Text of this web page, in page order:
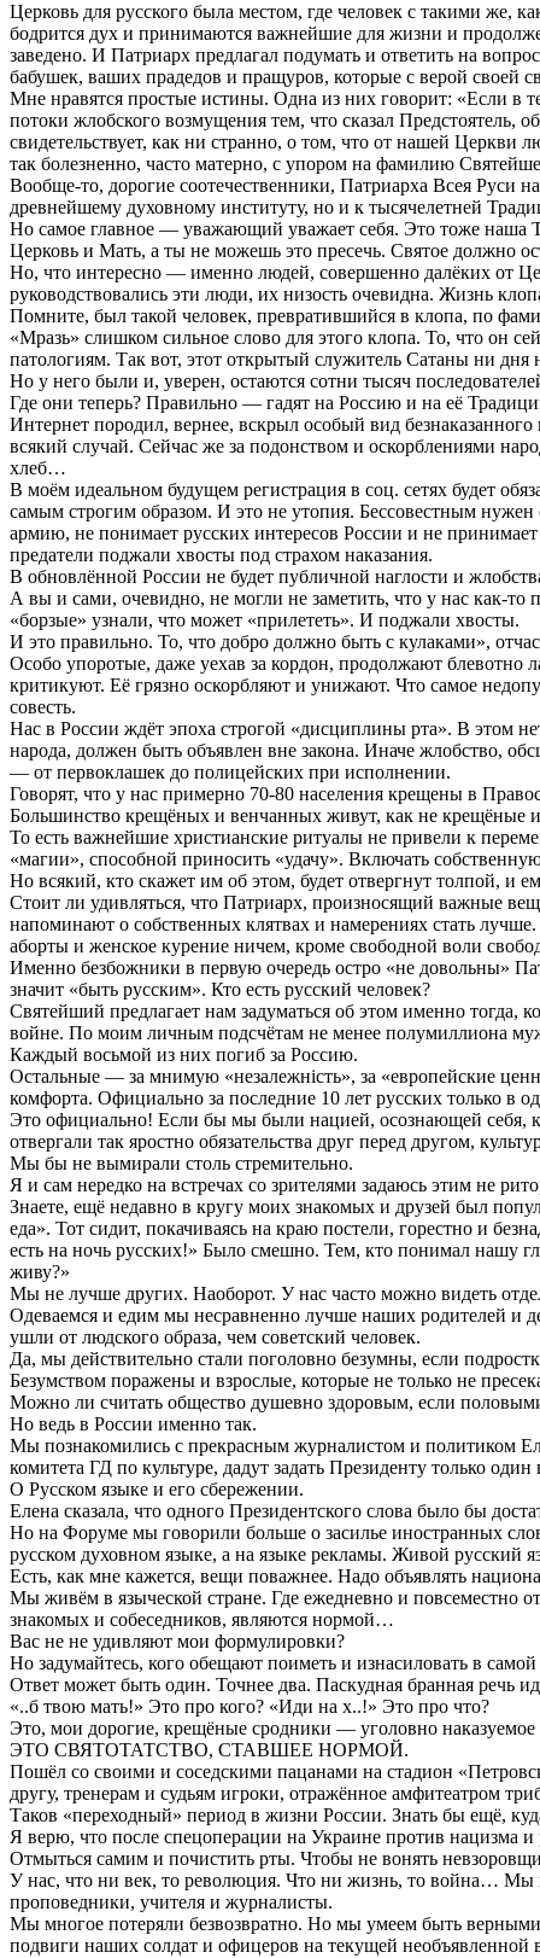
Церковь для русского была местом, где человек с такими же,
бодрится дух и принимаются важнейшие для жизни и
заведено. И Патриарх предлагал подумать и ответить на
бабушек, ваших прадедов и пращуров, которые с верой своей
Мне нравятся простые истины. Одна из них говорит: «Если в
потоки жлобского возмущения тем, что сказал Предстоятель,
свидетельствует, как ни странно, о том, что от нашей
так болезненно, часто матерно, с упором на фамилию
Вообще-то, дорогие соотечественники, Патриарха Всея Руси
древнейшему духовному институту, но и к тысячелетней
Но самое главное — уважающий уважает себя. Это тоже наша
Церковь и Мать, а ты не можешь это пресечь. Святое должно
Но, что интересно — именно людей, совершенно далёких от
руководствовались эти люди, их низость очевидна. Жизнь
Помните, был такой человек, превратившийся в клопа, по
«Мразь» слишком сильное слово для этого клопа. То, что он
патологиям. Так вот, этот открытый служитель Сатаны ни
Но у него были и, уверен, остаются сотни тысяч
Где они теперь? Правильно — гадят на Россию и на её
Интернет породил, вернее, вскрыл особый вид
всякий случай. Сейчас же за подонством и оскорблениями
хлеб…
В моём идеальном будущем регистрация в соц. сетях будет
самым строгим образом. И это не утопия. Бессовестным нужен
армию, не понимает русских интересов России и не
предатели поджали хвосты под страхом наказания.
В обновлённой России не будет публичной наглости и
А вы и сами, очевидно, не могли не заметить, что у нас как-то
«борзые» узнали, что может «прилететь». И поджали хвосты.
И это правильно. То, что добро должно быть с кулаками»,
Особо упоротые, даже уехав за кордон, продолжают блевотно
критикуют. Её грязно оскорбляют и унижают. Что самое
совесть.
Нас в России ждёт эпоха строгой «дисциплины рта». В этом
народа, должен быть объявлен вне закона. Иначе жлобство,
— от первоклашек до полицейских при исполнении.
Говорят, что у нас примерно 70-80 населения крещены в
Большинство крещёных и венчанных живут, как не крещёные
То есть важнейшие христианские ритуалы не привели к
«магии», способной приносить «удачу». Включать
Но всякий, кто скажет им об этом, будет отвергнут толпой, и
Стоит ли удивляться, что Патриарх, произносящий важные
напоминают о собственных клятвах и намерениях стать
аборты и женское курение ничем, кроме свободной воли
Именно безбожники в первую очередь остро «не довольны»
значит «быть русским». Кто есть русский человек?
Святейший предлагает нам задуматься об этом именно
войне. По моим личным подсчётам не менее полумиллиона
Каждый восьмой из них погиб за Россию.
Остальные — за мнимую «незалежнiсть», за «европейские
комфорта. Официально за последние 10 лет русских только в
Это официально! Если бы мы были нацией, осознающей себя,
отвергали так яростно обязательства друг перед другом,
Мы бы не вымирали столь стремительно.
Я и сам нередко на встречах со зрителями задаюсь этим не
Знаете, ещё недавно в кругу моих знакомых и друзей был
еда». Тот сидит, покачиваясь на краю постели, горестно и
есть на ночь русских!» Было смешно. Тем, кто понимал нашу
живу?»
Мы не лучше других. Наоборот. У нас часто можно видеть
Одеваемся и едим мы несравненно лучше наших родителей и
ушли от людского образа, чем советский человек.
Да, мы действительно стали поголовно безумны, если
Безумством поражены и взрослые, которые не только не
Можно ли считать общество душевно здоровым, если
Но ведь в России именно так.
Мы познакомились с прекрасным журналистом и политиком
комитета ГД по культуре, дадут задать Президенту только
О Русском языке и его сбережении.
Елена сказала, что одного Президентского слова было бы
Но на Форуме мы говорили больше о засилье иностранных
русском духовном языке, а на языке рекламы. Живой русский
Есть, как мне кажется, вещи поважнее. Надо объявлять
Мы живём в языческой стране. Где ежедневно и повсеместно
знакомых и собеседников, являются нормой…
Вас не не удивляют мои формулировки?
Но задумайтесь, кого обещают поиметь и изнасиловать в
Ответ может быть один. Точнее два. Паскудная бранная
«..б твою мать!» Это про кого? «Иди на х..!» Это про что?
Это, мои дорогие, крещёные сродники — уголовно
ЭТО СВЯТОТАТСТВО, СТАВШЕЕ НОРМОЙ.
Пошёл со своими и соседскими пацанами на стадион
другу, тренерам и судьям игроки, отражённое амфитеатром
Таков «переходный» период в жизни России. Знать бы ещё,
Я верю, что после спецоперации на Украине против нацизма
Отмыться самим и почистить рты. Чтобы не вонять
У нас, что ни век, то революция. Что ни жизнь, то война… Мы
проповедники, учителя и журналисты.
Мы многое потеряли безвозвратно. Но мы умеем быть
подвиги наших солдат и офицеров на текущей